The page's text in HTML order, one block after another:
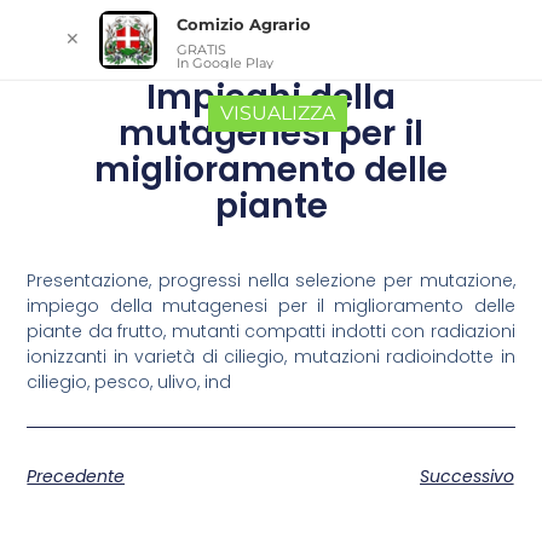
Impieghi della
mutagenesi per il
miglioramento delle
piante
Presentazione, progressi nella selezione per mutazione,
impiego della mutagenesi per il miglioramento delle
piante da frutto, mutanti compatti indotti con radiazioni
ionizzanti in varietà di ciliegio, mutazioni radioindotte in
ciliegio, pesco, ulivo, ind
Precedente Successivo
✕
Comizio Agrario
GRATIS
In Google Play
VISUALIZZA